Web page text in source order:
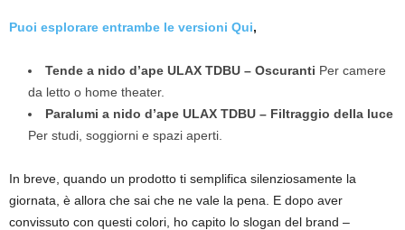
Puoi esplorare entrambe le versioni Qui,
Tende a nido d’ape ULAX TDBU – Oscuranti Per camere
da letto o home theater.
Paralumi a nido d’ape ULAX TDBU – Filtraggio della luce
Per studi, soggiorni e spazi aperti.
In breve, quando un prodotto ti semplifica silenziosamente la
giornata, è allora che sai che ne vale la pena. E dopo aver
convissuto con questi colori, ho capito lo slogan del brand –